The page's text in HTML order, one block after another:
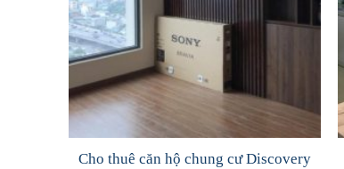
Cho thuê căn hộ chung cư Discovery